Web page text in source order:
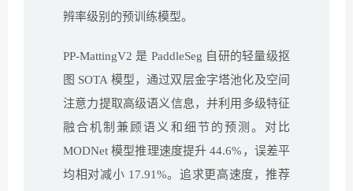
辨率级别的预训练模型。
PP-MattingV2 是 PaddleSeg 自研的轻量级抠
图 SOTA 模型，通过双层金字塔池化及空间
注意力提取高级语义信息，并利用多级特征
融合机制兼顾语义和细节的预测。对比
MODNet 模型推理速度提升 44.6%，误差平
均相对减小 17.91%。追求更高速度，推荐